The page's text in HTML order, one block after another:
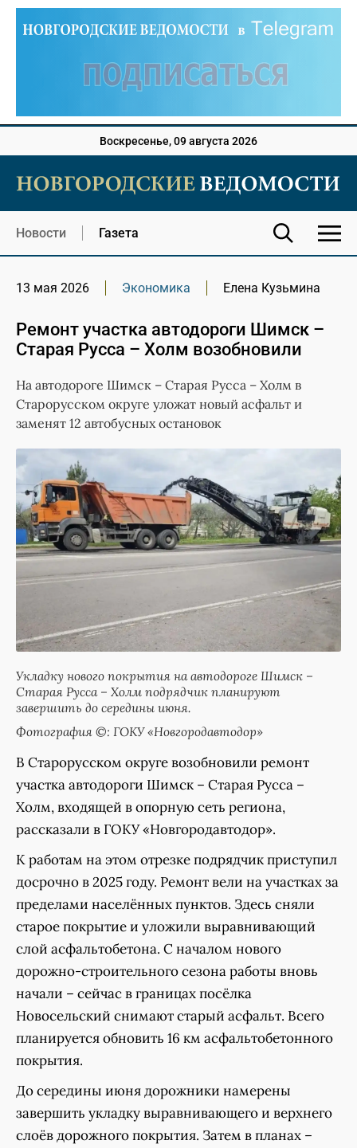
Воскресенье, 09 августа 2026
Новости Газета
13 мая 2026 Экономика Елена Кузьмина
Ремонт участка автодороги Шимск –
Старая Русса – Холм возобновили
На автодороге Шимск – Старая Русса – Холм в
Старорусском округе уложат новый асфальт и
заменят 12 автобусных остановок
Укладку нового покрытия на автодороге Шимск –
Старая Русса – Холм подрядчик планируют
завершить до середины июня.
Фотография ©: ГОКУ «Новгородавтодор»
В Старорусском округе возобновили ремонт
участка автодороги Шимск – Старая Русса –
Холм, входящей в опорную сеть региона,
рассказали в ГОКУ «Новгородавтодор».
К работам на этом отрезке подрядчик приступил
досрочно в 2025 году. Ремонт вели на участках за
пределами населённых пунктов. Здесь сняли
старое покрытие и уложили выравнивающий
слой асфальтобетона. С началом нового
дорожно-строительного сезона работы вновь
начали – сейчас в границах посёлка
Новосельский снимают старый асфальт. Всего
планируется обновить 16 км асфальтобетонного
покрытия.
До середины июня дорожники намерены
завершить укладку выравнивающего и верхнего
слоёв дорожного покрытия. Затем в планах –